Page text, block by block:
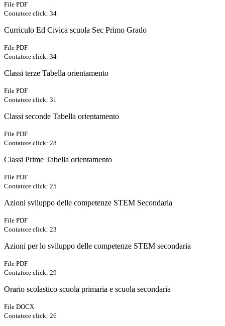
File PDF
Contatore click: 34
Curriculo Ed Civica scuola Sec Primo Grado
File PDF
Contatore click: 34
Classi terze Tabella orientamento
File PDF
Contatore click: 31
Classi seconde Tabella orientamento
File PDF
Contatore click: 28
Classi Prime Tabella orientamento
File PDF
Contatore click: 25
Azioni sviluppo delle competenze STEM Secondaria
File PDF
Contatore click: 23
Azioni per lo sviluppo delle competenze STEM secondaria
File PDF
Contatore click: 29
Orario scolastico scuola primaria e scuola secondaria
File DOCX
Contatore click: 26